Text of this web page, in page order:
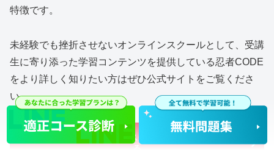
特徴です。
未経験でも挫折させないオンラインスクールとして、受講
生に寄り添った学習コンテンツを提供している忍者CODE
をより詳しく知りたい方はぜひ公式サイトをご覧くださ
い。
オンラインプログラミングスクール忍者CODEの詳細を見
る